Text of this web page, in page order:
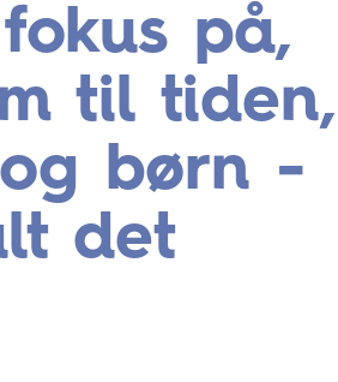
på,
til tiden,
børn -
det